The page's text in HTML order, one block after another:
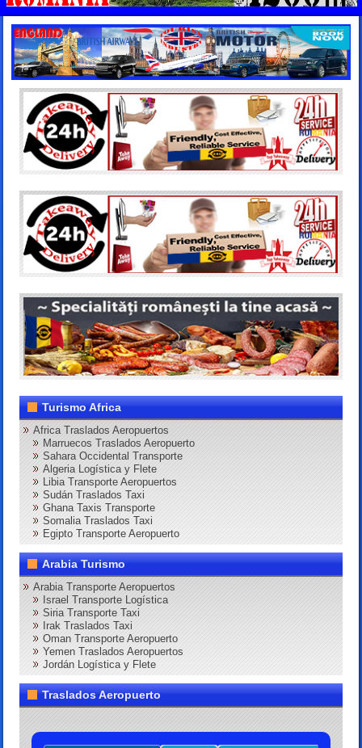
Turismo Africa
Africa Traslados Aeropuertos
Marruecos Traslados Aeropuerto
Sahara Occidental Transporte
Algeria Logística y Flete
Libia Transporte Aeropuertos
Sudán Traslados Taxi
Ghana Taxis Transporte
Somalia Traslados Taxi
Egipto Transporte Aeropuerto
Arabia Turismo
Arabia Transporte Aeropuertos
Israel Transporte Logística
Siria Transporte Taxi
Irak Traslados Taxi
Oman Transporte Aeropuerto
Yemen Traslados Aeropuertos
Jordán Logística y Flete
Traslados Aeropuerto